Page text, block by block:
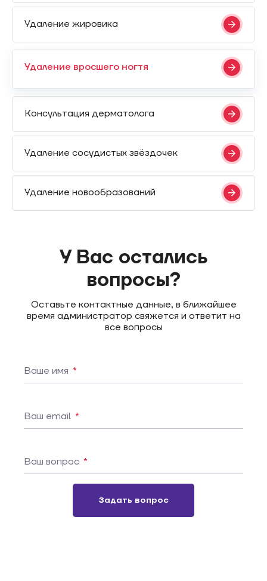
Удаление жировика
Удаление вросшего ногтя
Консультация дерматолога
Удаление сосудистых звёздочек
Удаление новообразований
У Вас остались
вопросы?
Оставьте контактные данные, в ближайшее
время администратор свяжется и ответит на
все вопросы
Ваше имя *
Ваш email *
Ваш вопрос *
Задать вопрос